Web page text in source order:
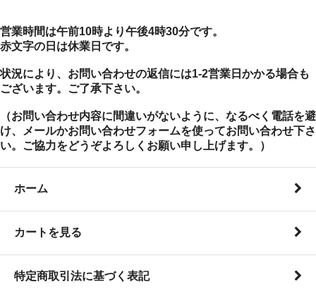
営業時間は午前10時より午後4時30分です。
赤文字の日は休業日です。
状況により、お問い合わせの返信には1-2営業日かかる場合も
ございます。ご了承下さい。
（お問い合わせ内容に間違いがないように、なるべく電話を避
け、メールかお問い合わせフォームを使ってお問い合わせ下さ
い。ご協力をどうぞよろしくお願い申し上げます。）
ホーム
カートを見る
特定商取引法に基づく表記